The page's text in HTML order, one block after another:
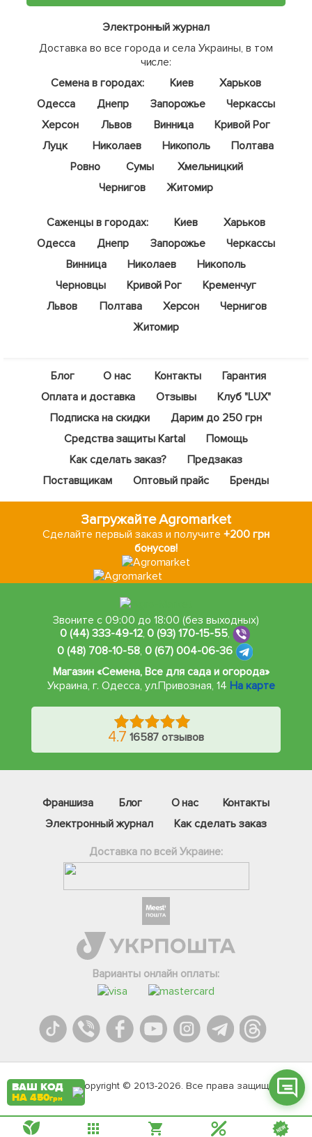
Электронный журнал
Доставка во все города и села Украины, в том
числе:
Семена в городах:
Киев
Харьков
Одесса
Днепр Запорожье
Черкассы
Херсон
Львов Винница
Кривой Рог
Луцк
Николаев Никополь
Полтава
Ровно
Сумы
Хмельницкий
Чернигов
Житомир
Саженцы в городах: Киев
Харьков
Одесса
Днепр Запорожье
Черкассы
Винница
Николаев
Никополь
Черновцы
Кривой Рог
Кременчуг
Львов
Полтава Херсон
Чернигов
Житомир
Блог О нас Контакты
Гарантия
Оплата и доставка
Отзывы
Клуб "LUX"
Подписка на скидки
Дарим до 250 грн
Средства защиты Kartal
Помощь
Как сделать заказ?
Предзаказ
Поставщикам
Оптовый прайс Бренды
Загружайте Agromarket
Сделайте первый заказ и получите +200 грн
бонусов!
Звоните с 09:00 до 18:00 (без выходных)
0 (44) 333-49-12,0 (93) 170-15-55,
0 (48) 708-10-58, 0 (67) 004-06-36
Магазин «Семена, Все для сада и огорода»
Украина, г. Одесса, ул.Привозная, 14 На карте
4.7 16587 отзывов
Франшиза Блог О нас
Контакты
Электронный журнал
Как сделать заказ
Доставка по всей Украине:
Варианты онлайн оплаты:
Agromarket.Copyright © 2013-2026. Все права защищены
Телеграм
Вайбер
Онлайн чат
ВАШ КОД
НА 450грн